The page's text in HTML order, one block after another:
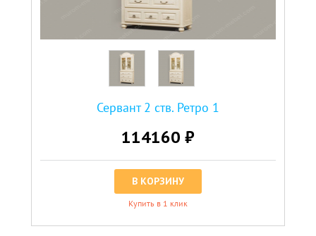
Сервант 2 ств. Ретро 1
114160 ₽
В КОРЗИНУ
Купить в 1 клик